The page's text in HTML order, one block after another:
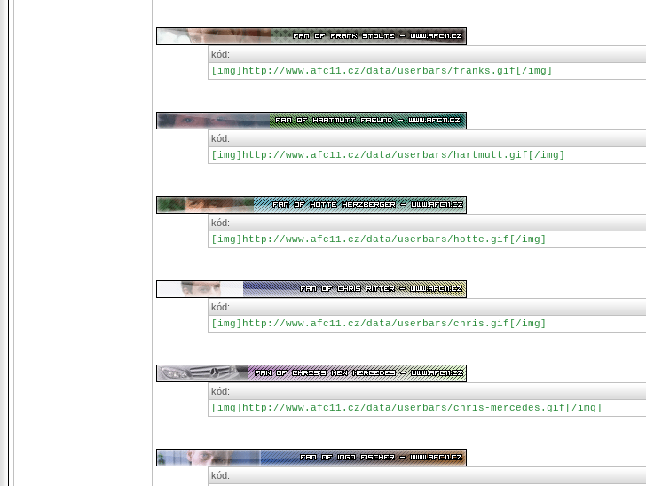
kód:
[img]http://www.afc11.cz/data/userbars/franks.gif[/img]
kód:
[img]http://www.afc11.cz/data/userbars/hartmutt.gif[/img]
kód:
[img]http://www.afc11.cz/data/userbars/hotte.gif[/img]
kód:
[img]http://www.afc11.cz/data/userbars/chris.gif[/img]
kód:
[img]http://www.afc11.cz/data/userbars/chris-mercedes.gif[/img]
kód: